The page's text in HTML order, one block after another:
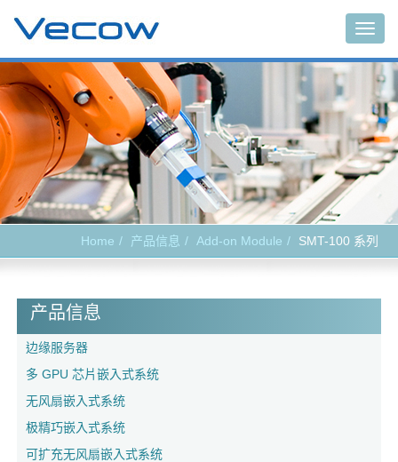
Home 产品信息 Add-on Module SMT-100 系列
产品信息
边缘服务器
多 GPU 芯片嵌入式系统
无风扇嵌入式系统
极精巧嵌入式系统
可扩充无风扇嵌入式系统